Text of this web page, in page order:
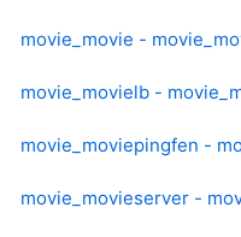
movie_movie -
movie_movielb -
movie_moviepingfen -
movie_movieserver -